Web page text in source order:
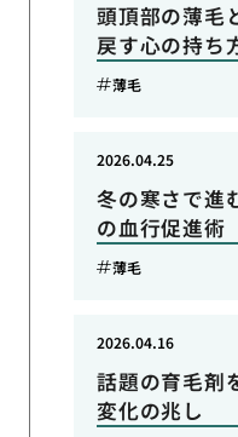
頭頂部の薄毛
戻す心の持ち
薄毛
冬の寒さで進
の血行促進術
2026.04.25
薄毛
話題の育毛剤
変化の兆し
2026.04.16